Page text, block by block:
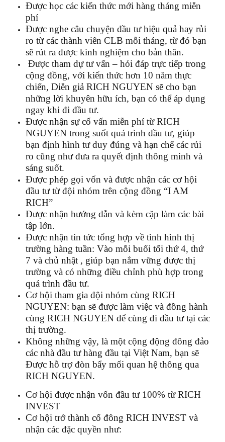
Được học các kiến thức mới hàng tháng miễn
phí
Được nghe câu chuyện đầu tư hiệu quả hay rủi
ro từ các thành viên CLB mỗi tháng, từ đó bạn
sẽ rút ra được kinh nghiệm cho bản thân.
Được tham dự tư vấn – hỏi đáp trực tiếp trong
cộng đồng, với kiến thức hơn 10 năm thực
chiến, Diễn giả RICH NGUYEN sẽ cho bạn
những lời khuyên hữu ích, bạn có thể áp dụng
ngay khi đi đầu tư.
Được nhận sự cố vấn miễn phí từ RICH
NGUYEN trong suốt quá trình đầu tư, giúp
bạn định hình tư duy đúng và hạn chế các rủi
ro cũng như đưa ra quyết định thông minh và
sáng suốt.
Được phép gọi vốn và được nhận các cơ hội
đầu tư từ đội nhóm trên cộng đồng “I AM
RICH”
Được nhận hướng dẫn và kèm cặp làm các bài
tập lớn.
Được nhận tin tức tổng hợp về tình hình thị
trường hàng tuần: Vào mỗi buổi tối thứ 4, thứ
7 và chủ nhật , giúp bạn nắm vững được thị
trường và có những điều chỉnh phù hợp trong
quá trình đầu tư.
Cơ hội tham gia đội nhóm cùng RICH
NGUYEN: bạn sẽ được làm việc và đồng hành
cùng RICH NGUYEN để cùng đi đầu tư tại các
thị trường.
Không những vậy, là một cộng động đông đảo
các nhà đầu tư hàng đầu tại Việt Nam, bạn sẽ
Được hỗ trợ đòn bẩy mối quan hệ thông qua
RICH NGUYEN.
Cơ hội được nhận vốn đầu tư 100% từ RICH
INVEST
Cơ hội trở thành cổ đông RICH INVEST và
nhận các đặc quyền như: